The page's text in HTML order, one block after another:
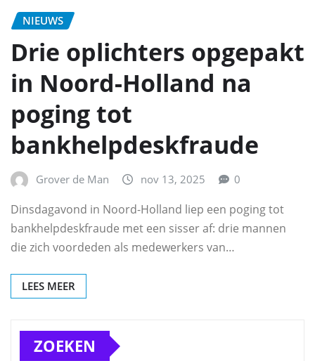
NIEUWS
Drie oplichters opgepakt
in Noord-Holland na
poging tot
bankhelpdeskfraude
Grover de Man nov 13, 2025 0
Dinsdagavond in Noord-Holland liep een poging tot
bankhelpdeskfraude met een sisser af: drie mannen
die zich voordeden als medewerkers van…
LEES MEER
ZOEKEN